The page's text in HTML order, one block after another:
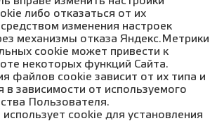
либо отказаться от их
изменения настроек
механизмы отказа Яндекс.Метрики
cookie может привести к
некоторых функций Сайта.
файлов cookie зависит от их типа и
в зависимости от используемого
Пользователя.
cookie для установления